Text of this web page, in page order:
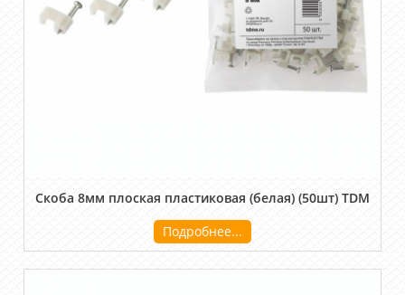
Скоба 8мм плоская пластиковая (белая) (50шт) TDM
Подробнее...